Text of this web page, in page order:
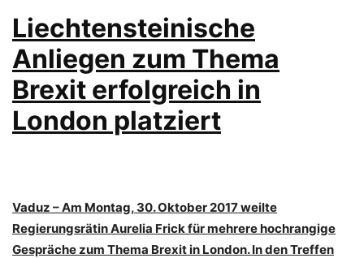
Liechtensteinische
Anliegen zum Thema
Brexit erfolgreich in
London platziert
Vaduz – Am Montag, 30. Oktober 2017 weilte
Regierungsrätin Aurelia Frick für mehrere hochrangige
Gespräche zum Thema Brexit in London. In den Treffen